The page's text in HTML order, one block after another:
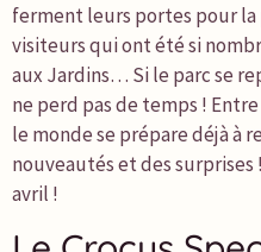
ferment leurs portes pour
visiteurs qui ont été si
aux Jardins… Si le parc se
ne perd pas de temps !
le monde se prépare déjà à
nouveautés et des
avril !